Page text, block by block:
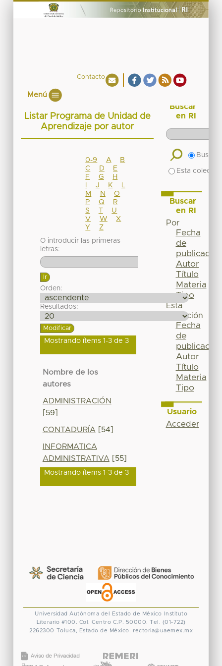
Contacto
Menú
Listar Programa de Unidad de
Aprendizaje por autor
0-9 A
B
C
D
E
F
G
H
J K
M
N
O
P
Q
R
S
T
U
V
W
X
Y
Z
O introducir las primeras
letras:
Orden:
Resultados:
Mostrando ítems 1-3 de 3
Nombre de los
autores
ADMINISTRACIÓN
[59]
CONTADURÍA [54]
INFORMATICA
ADMINISTRATIVA [55]
Mostrando ítems 1-3 de 3
Buscar
en RI
Buscar
Esta
Buscar
en RI
Por
Fecha
de
publicación
Autor
Título
Materia
Tipo
Esta
colección
Fecha
de
publicación
Autor
Título
Materia
Tipo
Usuario
Acceder
Universidad Autónoma del Estado de México
Instituto
Literario #100. Col. Centro C.P. 50000. Tel. (01-722)
2262300 Toluca, Estado de México. rectoria@uaemex.mx